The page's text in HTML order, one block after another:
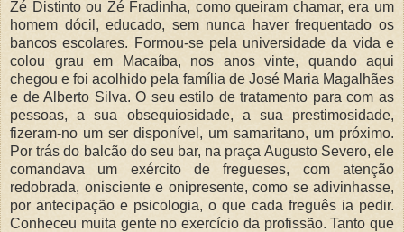
Zé Distinto ou Zé Fradinha, como queiram chamar, era um
homem dócil, educado, sem nunca haver frequentado os
bancos escolares. Formou-se pela universidade da vida e
colou grau em Macaíba, nos anos vinte, quando aqui
chegou e foi acolhido pela família de José Maria Magalhães
e de Alberto Silva. O seu estilo de tratamento para com as
pessoas, a sua obsequiosidade, a sua prestimosidade,
fizeram-no um ser disponível, um samaritano, um próximo.
Por trás do balcão do seu bar, na praça Augusto Severo, ele
comandava um exército de fregueses, com atenção
redobrada, onisciente e onipresente, como se adivinhasse,
por antecipação e psicologia, o que cada freguês ia pedir.
Conheceu muita gente no exercício da profissão. Tanto que